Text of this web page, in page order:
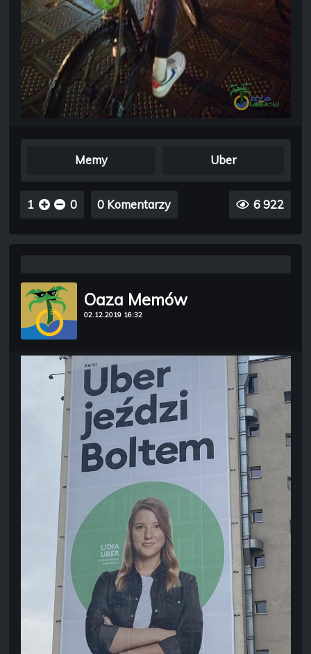
Memy Uber
1 0 0 Komentarzy 6 922
Oaza Memów
02.12.2019 16:32